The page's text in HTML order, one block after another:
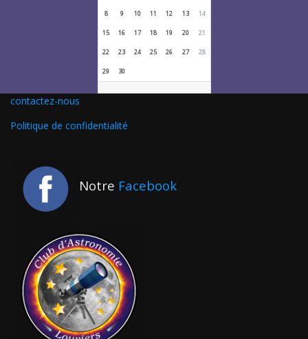
8 9 10 11 12 13 14
15 16 17 18 19 20 21
22 23 24 25 26 27 28
29 30
contactez-nous
Politique de confidentialité
Notre Facebook